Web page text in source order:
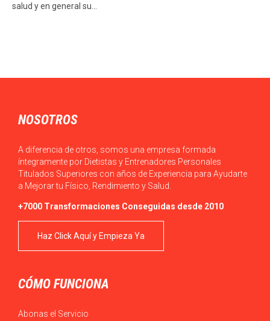
salud y en general su…
NOSOTROS
A diferencia de otros, somos una empresa formada
íntegramente por Dietistas y Entrenadores Personales
Titulados Superiores con años de Experiencia para Ayudarte
a Mejorar tu Físico, Rendimiento y Salud.
+7000 Transformaciones Conseguidas desde 2010
Haz Click Aquí y Empieza Ya
CÓMO FUNCIONA
Abonas el Servicio